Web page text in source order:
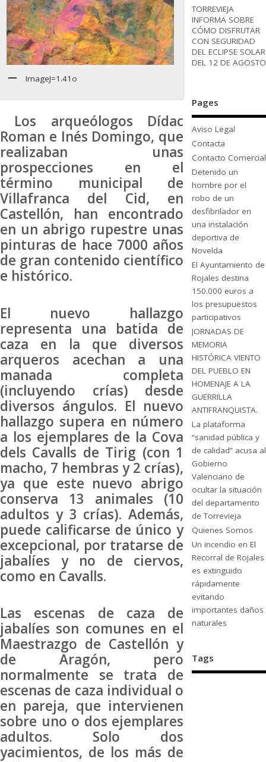
ImageJ=1.41o
Los arqueólogos Dídac
Roman e Inés Domingo, que
realizaban unas
prospecciones en el
término municipal de
Villafranca del Cid, en
Castellón, han encontrado
en un abrigo rupestre unas
pinturas de hace 7000 años
de gran contenido científico
e histórico.
El nuevo hallazgo
representa una batida de
caza en la que diversos
arqueros acechan a una
manada completa
(incluyendo crías) desde
diversos ángulos. El nuevo
hallazgo supera en número
a los ejemplares de la Cova
dels Cavalls de Tirig (con 1
macho, 7 hembras y 2 crías),
ya que este nuevo abrigo
conserva 13 animales (10
adultos y 3 crías). Además,
puede calificarse de único y
excepcional, por tratarse de
jabalíes y no de ciervos,
como en Cavalls.
Las escenas de caza de
jabalíes son comunes en el
Maestrazgo de Castellón y
de Aragón, pero
normalmente se trata de
escenas de caza individual o
en pareja, que intervienen
sobre uno o dos ejemplares
adultos. Solo dos
yacimientos, de los más de
TORREVIEJA
INFORMA SOBRE
CÓMO DISFRUTAR
CON SEGURIDAD
DEL ECLIPSE SOLAR
DEL 12 DE AGOSTO
Pages
Aviso Legal
Contacta
Contacto Comercial
Detenido un
hombre por el
robo de un
desfibrilador en
una instalación
deportiva de
Novelda
El Ayuntamiento de
Rojales destina
150.000 euros a
los presupuestos
participativos
JORNADAS DE
MEMORIA
HISTÓRICA VIENTO
DEL PUEBLO EN
HOMENAJE A LA
GUERRILLA
ANTIFRANQUISTA.
La plataforma
“sanidad pública y
de calidad” acusa al
Gobierno
Valenciano de
ocultar la situación
del departamento
de Torrevieja
Quienes Somos
Un incendio en El
Recorral de Rojales
es extinguido
rápidamente
evitando
importantes daños
naturales
Tags